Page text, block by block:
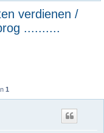
verdienen /
..........
1